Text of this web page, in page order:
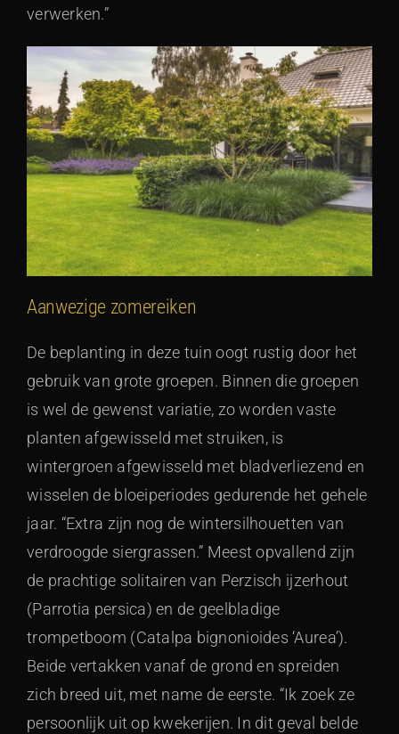
verwerken.”
Aanwezige zomereiken
De beplanting in deze tuin oogt rustig door het
gebruik van grote groepen. Binnen die groepen
is wel de gewenst variatie, zo worden vaste
planten afgewisseld met struiken, is
wintergroen afgewisseld met bladverliezend en
wisselen de bloeiperiodes gedurende het gehele
jaar. “Extra zijn nog de wintersilhouetten van
verdroogde siergrassen.” Meest opvallend zijn
de prachtige solitairen van Perzisch ijzerhout
(Parrotia persica) en de geelbladige
trompetboom (Catalpa bignonioides ‘Aurea’).
Beide vertakken vanaf de grond en spreiden
zich breed uit, met name de eerste. “Ik zoek ze
persoonlijk uit op kwekerijen. In dit geval belde